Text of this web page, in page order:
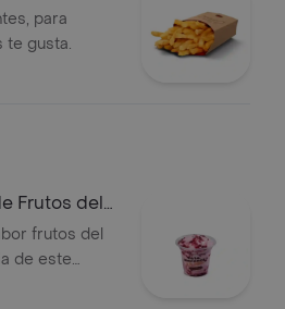
para
te gusta.
Frutos del
frutos del
de este
al